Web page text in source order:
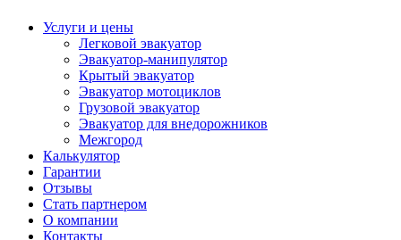
Услуги и цены
Легковой эвакуатор
Эвакуатор-манипулятор
Крытый эвакуатор
Эвакуатор мотоциклов
Грузовой эвакуатор
Эвакуатор для внедорожников
Межгород
Калькулятор
Гарантии
Отзывы
Стать партнером
О компании
Контакты